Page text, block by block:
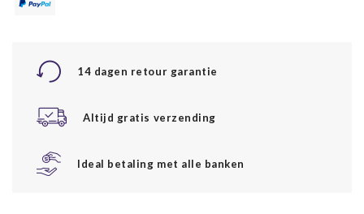
14 dagen retour garantie
Altijd gratis verzending
Ideal betaling met alle banken